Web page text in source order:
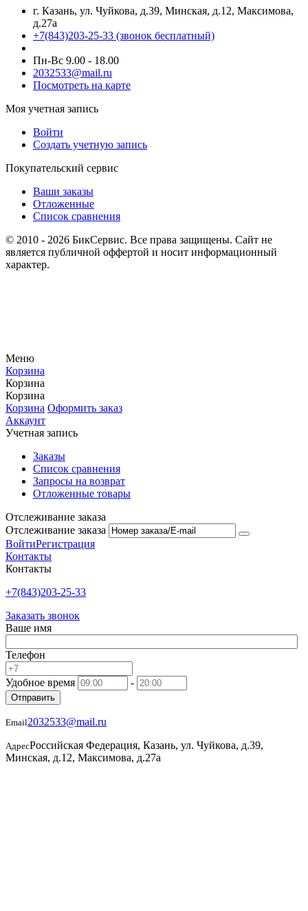
г. Казань, ул. Чуйкова, д.39, Минская, д.12, Максимова,
д.27а
+7(843)203-25-33 (звонок бесплатный)
Пн-Вс 9.00 - 18.00
2032533@mail.ru
Посмотреть на карте
Моя учетная запись
Войти
Создать учетную запись
Покупательский сервис
Ваши заказы
Отложенные
Список сравнения
© 2010 - 2026 БикСервис. Все права защищены. Сайт не
является публичной оффертой и носит информационный
характер.
Меню
Корзина
Корзина
Корзина
Корзина Оформить заказ
Аккаунт
Учетная запись
Заказы
Список сравнения
Запросы на возврат
Отложенные товары
Отслеживание заказа
Отслеживание заказа
ВойтиРегистрация
Контакты
Контакты
+7(843)203-25-33
Заказать звонок
Ваше имя
Телефон
Удобное время -
Отправить
Email2032533@mail.ru
АдресРоссийская Федерация, Казань, ул. Чуйкова, д.39,
Минская, д.12, Максимова, д.27а